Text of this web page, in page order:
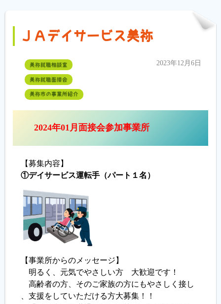
ＪＡデイサービス美祢
美祢就職相談室
美祢就職面接会
美祢市の事業所紹介
2023年12月6日
2024年01月面接会参加事業所
【募集内容】
①デイサービス運転手（パート１名）
【事業所からのメッセージ】
明るく、元気でやさしい方 大歓迎です！
高齢者の方、そのご家族の方にもやさしく接し
、支援をしていただける方大募集！！